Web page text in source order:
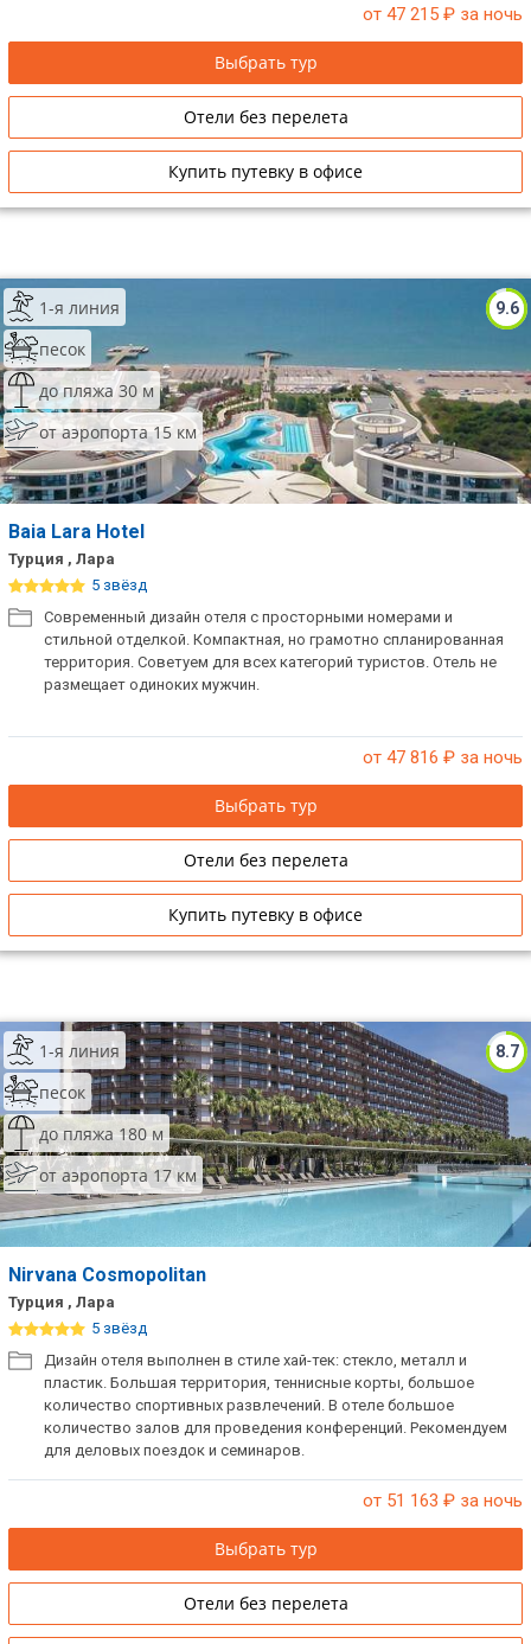
от 47 215 ₽ за ночь
Выбрать тур
Отели без перелета
Купить путевку в офисе
9.6
1-я линия
песок
до пляжа 30 м
от аэропорта 15 км
Baia Lara Hotel
Турция , Лара
5 звёзд
Современный дизайн отеля с просторными номерами и
стильной отделкой. Компактная, но грамотно спланированная
территория. Советуем для всех категорий туристов. Отель не
размещает одиноких мужчин.
от 47 816 ₽ за ночь
Выбрать тур
Отели без перелета
Купить путевку в офисе
8.7
1-я линия
песок
до пляжа 180 м
от аэропорта 17 км
Nirvana Cosmopolitan
Турция , Лара
5 звёзд
Дизайн отеля выполнен в стиле хай-тек: стекло, металл и
пластик. Большая территория, теннисные корты, большое
количество спортивных развлечений. В отеле большое
количество залов для проведения конференций. Рекомендуем
для деловых поездок и семинаров.
от 51 163 ₽ за ночь
Выбрать тур
Отели без перелета